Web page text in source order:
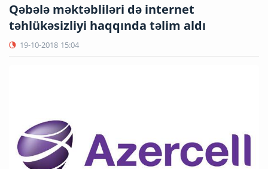
Qəbələ məktəbliləri də internet
təhlükəsizliyi haqqında təlim aldı
19-10-2018 15:04